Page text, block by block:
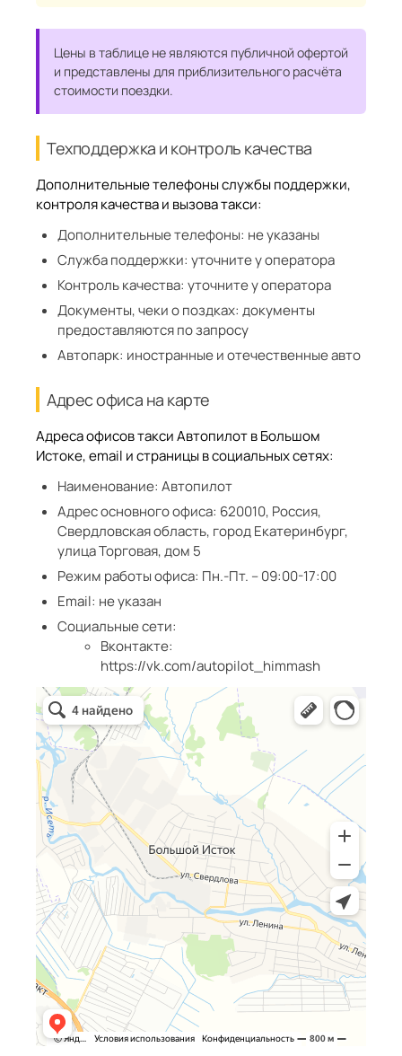
Цены в таблице не являются публичной офертой
и представлены для приблизительного расчёта
стоимости поездки.
Техподдержка и контроль качества
Дополнительные телефоны службы поддержки,
контроля качества и вызова такси:
Дополнительные телефоны: не указаны
Служба поддержки: уточните у оператора
Контроль качества: уточните у оператора
Документы, чеки о поздках: документы
предоставляются по запросу
Автопарк: иностранные и отечественные авто
Адрес офиса на карте
Адреса офисов такси Автопилот в Большом
Истоке, email и страницы в социальных сетях:
Наименование: Автопилот
Адрес основного офиса: 620010, Россия,
Свердловская область, город Екатеринбург,
улица Торговая, дом 5
Режим работы офиса: Пн.-Пт. – 09:00-17:00
Email: не указан
Социальные сети:
Вконтакте:
https://vk.com/autopilot_himmash